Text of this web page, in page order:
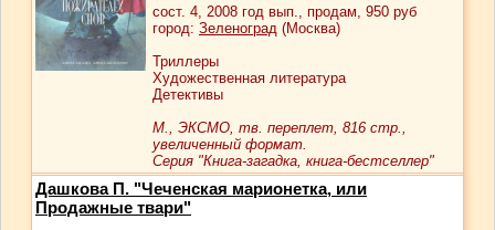
сост. 4, 2008 год вып., продам, 950 руб
город: Зеленоград (Москва)
Триллеры
Художественная литература
Детективы
М., ЭКСМО, тв. переплет, 816 стр.,
увеличенный формат.
Серия "Книга-загадка, книга-бестселлер"
Дашкова П. "Чеченская марионетка, или
Продажные твари"